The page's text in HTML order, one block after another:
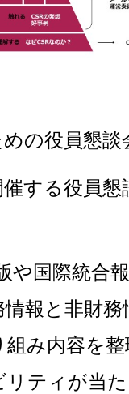
の役員懇
する役員
や国際統合
報と非財
み内容を
ティが当